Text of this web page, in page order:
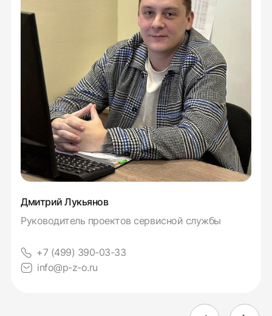
Дмитрий Лукьянов
Руководитель проектов сервисной службы
+7 (499) 390-03-33
info@p-z-o.ru